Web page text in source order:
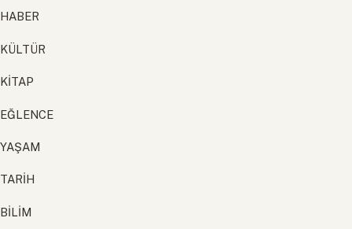
HABER
KÜLTÜR
KİTAP
EĞLENCE
YAŞAM
TARİH
BİLİM